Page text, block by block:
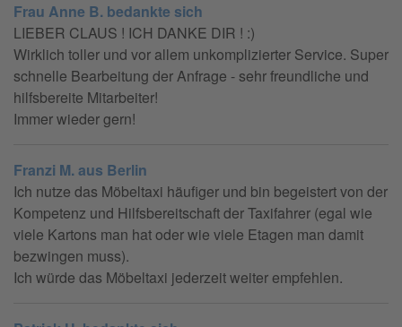
Frau Anne B. bedankte sich
LIEBER CLAUS ! ICH DANKE DIR ! :)
Wirklich toller und vor allem unkomplizierter Service. Super
schnelle Bearbeitung der Anfrage - sehr freundliche und
hilfsbereite Mitarbeiter!
Immer wieder gern!
Franzi M. aus Berlin
Ich nutze das Möbeltaxi häufiger und bin begeistert von der
Kompetenz und Hilfsbereitschaft der Taxifahrer (egal wie
viele Kartons man hat oder wie viele Etagen man damit
bezwingen muss).
Ich würde das Möbeltaxi jederzeit weiter empfehlen.